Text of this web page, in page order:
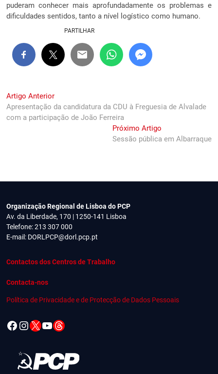
puderam conhecer mais aprofundadamente os problemas e
dificuldades sentidos, tanto a nível logístico como humano.
PARTILHAR
Navegação
de
artigos
Artigo AnteriorPrevious
post:
Apresentação da candidatura da CDU à Freguesia de Alvalade
com a participação de João Ferreira
Próximo ArtigoNext
post:
Sessão pública em Albarraque
Organização Regional de Lisboa do PCP
Av. da Liberdade, 170 | 1250-141 Lisboa
Telefone: 213 307 000
E-mail: DORLPCP@dorl.pcp.pt
Contactos dos Centros de Trabalho
Contacta-nos
Política de Privacidade e de Protecção de Dados Pessoais
Facebook
Instagram
X YouTube
Threads